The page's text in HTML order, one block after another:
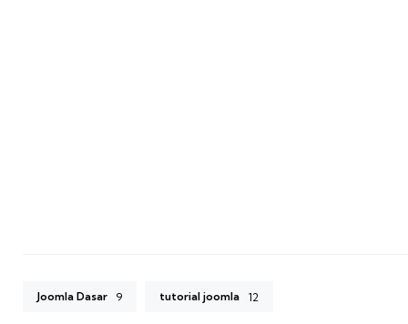
Joomla Dasar 9 tutorial joomla 12